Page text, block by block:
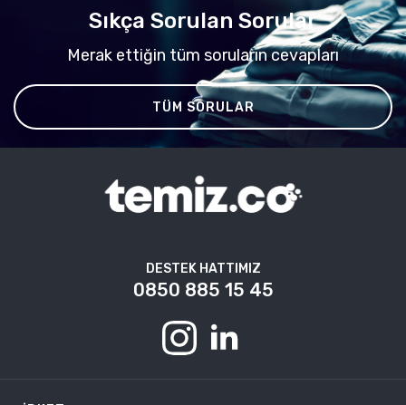
Sıkça Sorulan Sorular
Merak ettiğin tüm soruların cevapları
TÜM SORULAR
DESTEK HATTIMIZ
0850 885 15 45